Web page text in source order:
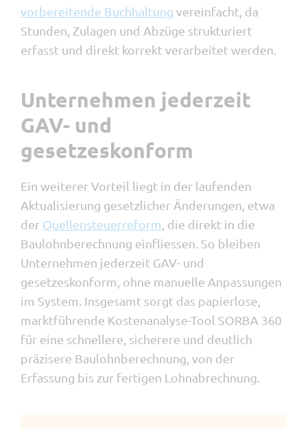
vorbereitende Buchhaltung vereinfacht, da
Stunden, Zulagen und Abzüge strukturiert
erfasst und direkt korrekt verarbeitet werden.
Unternehmen jederzeit
GAV- und
gesetzeskonform
Ein weiterer Vorteil liegt in der laufenden
Aktualisierung gesetzlicher Änderungen, etwa
der Quellensteuerreform , die direkt in die
Baulohnberechnung einfliessen. So bleiben
Unternehmen jederzeit GAV- und
gesetzeskonform, ohne manuelle Anpassungen
im System. Insgesamt sorgt das papierlose,
marktführende Kostenanalyse-Tool SORBA 360
für eine schnellere, sicherere und deutlich
präzisere Baulohnberechnung, von der
Erfassung bis zur fertigen Lohnabrechnung.